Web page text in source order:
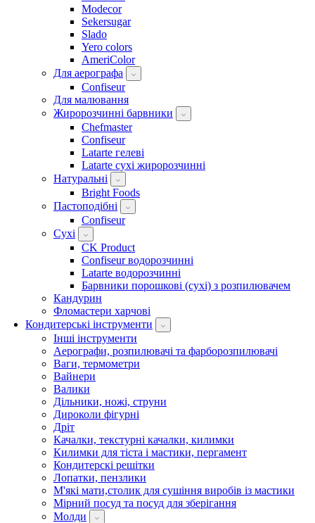
Modecor
Sekersugar
Slado
Yero colors
AmeriColor
Для аерографа
Confiseur
Для малювання
Жиророзчинні барвники
Chefmaster
Confiseur
Latarte гелеві
Latarte сухі жиророзчинні
Натуральні
Bright Foods
Пастоподібні
Confiseur
Сухі
CK Product
Confiseur водорозчинні
Latarte водорозчинні
Барвники порошкові (сухі) з розпилювачем
Кандурин
Фломастери харчові
Кондитерські інструменти
Інші інструменти
Аерографи, розпилювачі та фарборозпилювачі
Ваги, термометри
Вайнери
Валики
Дільники, ножі, струни
Дироколи фігурні
Дріт
Качалки, текстурні качалки, килимки
Килимки для тіста і мастики, пергамент
Кондитерскі решітки
Лопатки, пензлики
М'які мати,столик для сушіння виробів із мастики
Мірний посуд та посуд для зберігання
Молди